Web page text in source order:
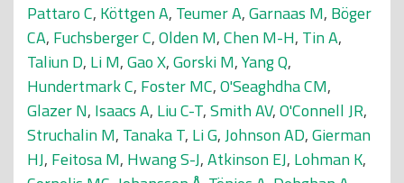
Pattaro C, Köttgen A, Teumer A,Garnaas M, Böger
CA, Fuchsberger C,Olden M,Chen M-H, Tin A,
Taliun D, Li M,Gao X,Gorski M,Yang Q,
Hundertmark C, Foster MC,O'Seaghdha CM,
Glazer N, Isaacs A, Liu C-T,Smith AV,O'Connell JR,
Struchalin M, Tanaka T, Li G,Johnson AD,Gierman
HJ, Feitosa M, Hwang S-J,Atkinson EJ, Lohman K,